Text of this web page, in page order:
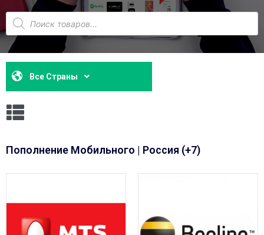
Все Страны
Пополнение Мобильного | Россия (+7)